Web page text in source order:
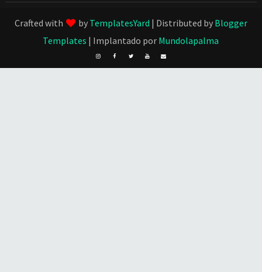
Crafted with by TemplatesYard | Distributed by Blogger
Templates | Implantado por Mundolapalma